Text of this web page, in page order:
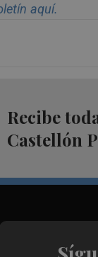
ín aquí.
Recibe
Castellón